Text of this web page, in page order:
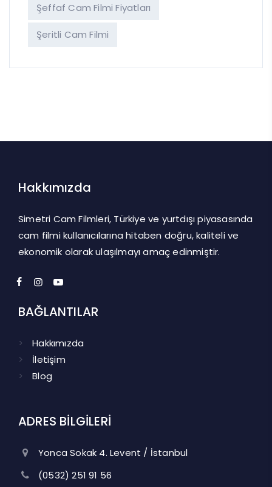
Şeffaf Cam Filmi Fiyatları
Şeritli Cam Filmi
Hakkımızda
Simetri Cam Filmleri, Türkiye ve yurtdışı piyasasında
cam filmi kullanıcılarına hitaben doğru, kaliteli ve
ekonomik olarak ulaşılmayı amaç edinmiştir.
BAĞLANTILAR
Hakkımızda
İletişim
Blog
ADRES BİLGİLERİ
Yonca Sokak 4. Levent / İstanbul
(0532) 251 91 56